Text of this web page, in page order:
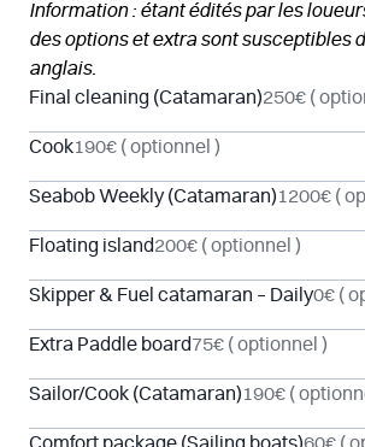
Information : étant édités par les
des options et extra sont susceptibles
anglais.
Final cleaning (Catamaran)250€ (
Cook190€ ( optionnel )
Seabob Weekly (Catamaran)1200€ (
Floating island200€ ( optionnel )
Skipper & Fuel catamaran – Daily0€ (
Extra Paddle board75€ ( optionnel )
Sailor/Cook (Catamaran)190€ (